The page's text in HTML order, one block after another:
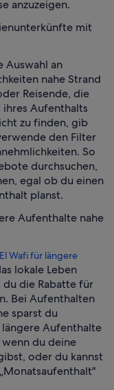
anzuzeigen.
mit
Auswahl an
nahe Strand
Reisende, die
Aufenthalts
zu finden, gib
den Filter
So
durchsuchen,
egal ob du einen
planst.
Aufenthalte nahe
Wafi für längere
lokale Leben
du die Rabatte für
Bei Aufenthalten
sparst du
Aufenthalte
du deine
oder du kannst